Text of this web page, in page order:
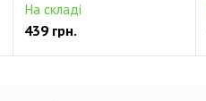
На складі
439 грн.